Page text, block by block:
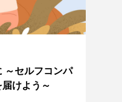
～セルフコンパ
けよう～